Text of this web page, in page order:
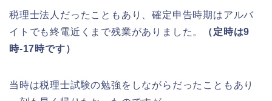
税理士法人だったこともあり、確定申告時期はアルバ
イトでも終電近くまで残業がありました。
（定時は9
時-17時です）
当時は税理士試験の勉強をしながらだったこともあり